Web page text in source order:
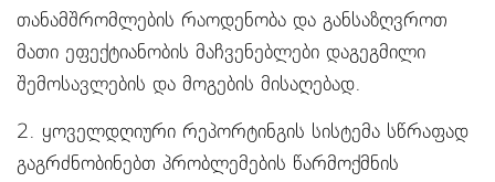
თანამშრომლების რაოდენობა და განსაზღვროთ
მათი ეფექტიანობის მაჩვენებლები დაგეგმილი
შემოსავლების და მოგების მისაღებად.
2. ყოველდღიური რეპორტინგის სისტემა სწრაფად
გაგრძნობინებთ პრობლემების წარმოქმნის